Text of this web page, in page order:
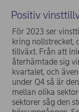
Positiv
För 2023 ser
kring nollstrecket,
tillväxt. Från att
återhämtade sig
kvartalet, och
under Q4 så är
mellan olika
sektorer såg den